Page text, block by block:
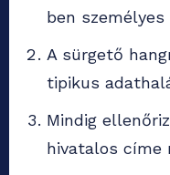
ben
A sürgető
tipikus
Mindig
hivatalos címe